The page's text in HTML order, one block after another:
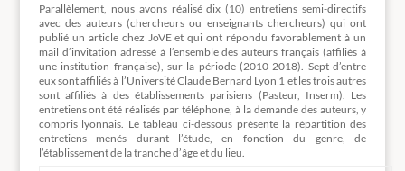
Parallèlement, nous avons réalisé dix (10) entretiens semi-directifs
avec des auteurs (chercheurs ou enseignants chercheurs) qui ont
publié un article chez JoVE et qui ont répondu favorablement à un
mail d’invitation adressé à l’ensemble des auteurs français (affiliés à
une institution française), sur la période (2010-2018). Sept d’entre
eux sont affiliés à l’Université Claude Bernard Lyon 1 et les trois autres
sont affiliés à des établissements parisiens (Pasteur, Inserm). Les
entretiens ont été réalisés par téléphone, à la demande des auteurs, y
compris lyonnais. Le tableau ci-dessous présente la répartition des
entretiens menés durant l’étude, en fonction du genre, de
l’établissement de la tranche d’âge et du lieu.